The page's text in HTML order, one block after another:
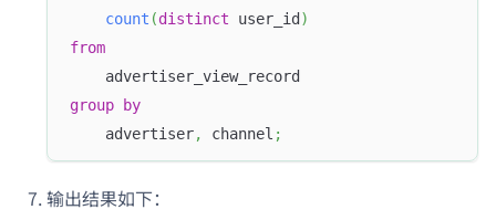
count (distinct user_id)
from
    advertiser_view_record
group by
    advertiser
, channel ;
输出结果如下：